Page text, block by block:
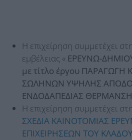
Η επιχείρηση συμμετέχει
εμβέλειας « ΕΡΕΥΝΩ-
με τίτλο έργου
ΣΩΛΗΝΩΝ ΥΨΗΛΗΣ
ΕΝΔΟΔΑΠΕΔΙΑΣ
Η επιχείρηση συμμετέχει
ΣΧΕΔΙΑ ΚΑΙΝΟΤΟΜΙΑΣ
ΕΠΙΧΕΙΡΗΣΕΩΝ ΤΟΥ